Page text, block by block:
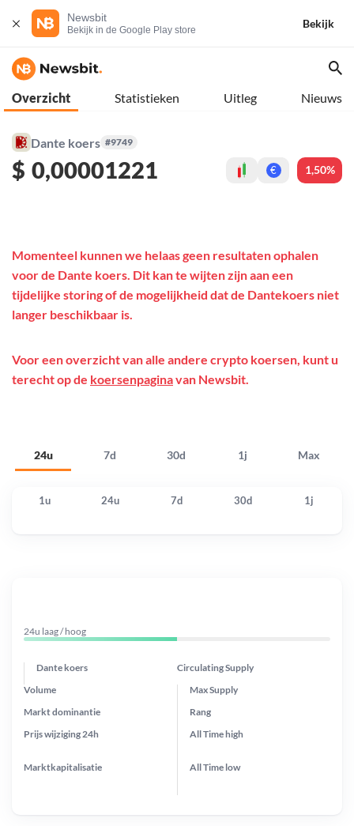
Newsbit
Bekijk in de Google Play store
Bekijk
Overzicht Statistieken Uitleg Nieuws
Dante koers #9749
$ 0,00001221 € 1,50%
24u 7d 30d 1j Max
Momenteel kunnen we helaas geen resultaten ophalen
voor de Dante koers. Dit kan te wijten zijn aan een
tijdelijke storing of de mogelijkheid dat de Dantekoers niet
langer beschikbaar is.
Voor een overzicht van alle andere crypto koersen, kunt u
terecht op de koersenpaginavan Newsbit.
1u 24u 7d 30d 1j
24u laag / hoog
Dante koers Circulating Supply
Prijs wijziging 24h
Max Supply
Markt dominantie
Marktkapitalisatie
Volume
Rang
All Timehigh
All Time low